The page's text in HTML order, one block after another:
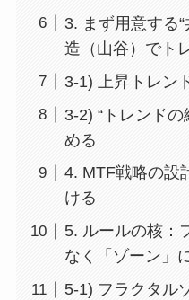
3. まず用意する
造（山谷）でト
3-1) 上昇トレン
3-2) “トレンド
める
4. MTF戦略の設
ける
5. ルールの核：
なく「ゾーン」
5-1) フラクタル